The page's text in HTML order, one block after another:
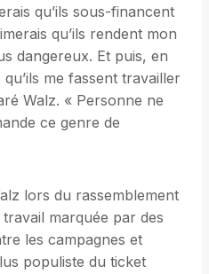
qu’ils sous-financent
qu’ils rendent mon
dangereux. Et puis, en
me fassent travailler
Walz. « Personne ne
ce genre de
lors du rassemblement
marquée par des
les campagnes et
populiste du ticket